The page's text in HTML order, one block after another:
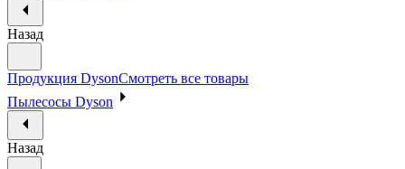
Назад
Продукция DysonСмотреть все товары
Пылесосы Dyson
Назад